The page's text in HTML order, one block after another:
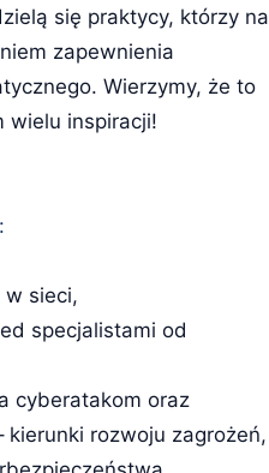
się praktycy, którzy na
zapewnienia
Wierzymy, że to
wielu inspiracji!
w sieci,
specjalistami od
cyberatakom oraz
kierunki rozwoju zagrożeń,